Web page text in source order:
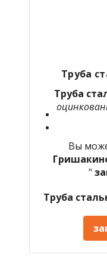
Труба
Труба
Вы
"
Труба